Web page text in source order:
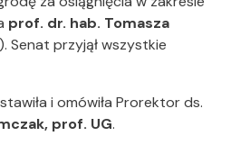
prof. dr. hab. Tomasza
Senat przyjął wszystkie
i omówiła Prorektor ds.
prof. UG.